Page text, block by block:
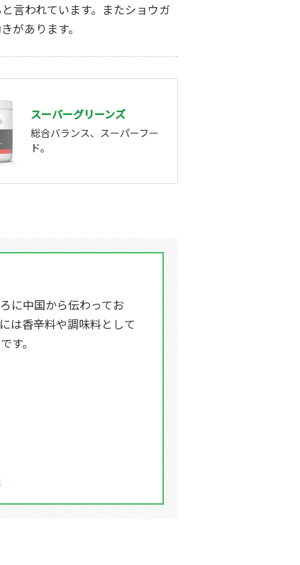
言われています。またショウガ
があります。
スーパーグリーンズ
総合バランス、スーパーフー
ド。
に中国から伝わってお
は香辛料や調味料として
す。